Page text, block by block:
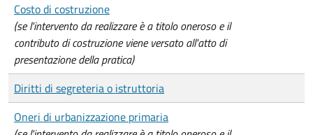
Costo di costruzione
(se l'intervento da realizzare è a titolo oneroso e il
contributo di costruzione viene versato all'atto di
presentazione della pratica)
Diritti di segreteria o istruttoria
Oneri di urbanizzazione primaria